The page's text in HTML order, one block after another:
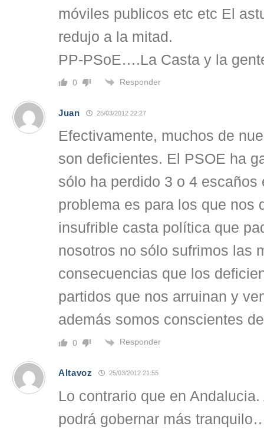
móviles publicos etc etc El
redujo a la mitad.
PP-PSoE….La Casta y la
0 Responder
Juan 25/03/2012 22:27
Efectivamente, muchos de
son deficientes. El PSOE ha
sólo ha perdido 3 o 4 escaños
problema es para los que nos
insufrible casta política que
nosotros no sólo sufrimos las
consecuencias que los
partidos que nos arruinan y
además somos conscientes
0 Responder
Altavoz 25/03/2012 21:55
Lo contrario que en
podrá gobernar más